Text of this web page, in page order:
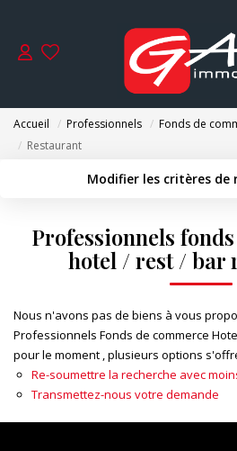
ACHETER
SYNDIC
GESTION
NOS
Accueil Professionnels Fonds de
Restaurant
Modifier les critères de
Type de transaction
Sélectionnez...
Type de bien
Créer une alerte
Professionnels
hotel / rest / bar
Nous n'avons pas de biens à vous
Professionnels Fonds de commerce
pour le moment , plusieurs options
Re-soumettre la recherche avec
Transmettez-nous votre demande